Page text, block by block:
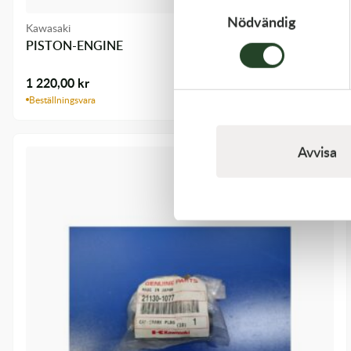
Nödvändig
Avvisa
Kawasaki
PISTON-ENGINE
1 220,00 kr
Beställningsvara